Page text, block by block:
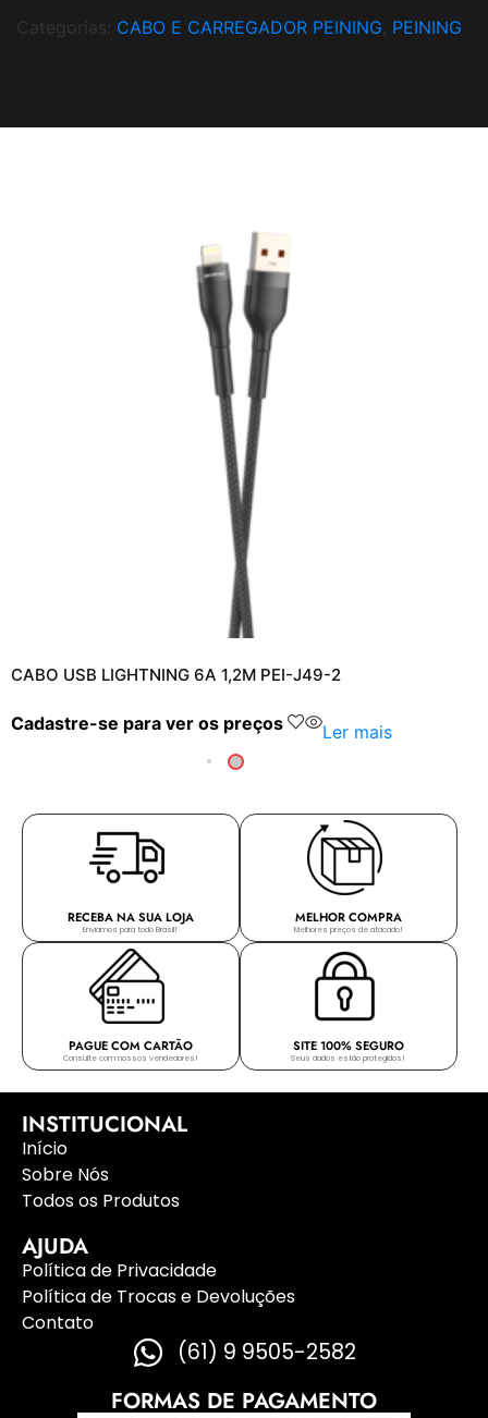
Categorias: CABO E CARREGADOR PEINING PEINING
CABO USB LIGHTNING 6A 1,2M PEI-J49-2
Cadastre-se para ver os preços Ler mais
RECEBA NA SUA LOJA
Enviamos para todo Brasil!
MELHOR COMPRA
Melhores preços de atacado!
PAGUE COM CARTÃO
Consulte com nossos vendedores!
SITE 100% SEGURO
Seus dados estão protegidos!
INSTITUCIONAL
Início
Sobre Nós
Todos os Produtos
AJUDA
Política de Privacidade
Política de Trocas e Devoluções
Contato
(61) 9 9505-2582
FORMAS DE PAGAMENTO